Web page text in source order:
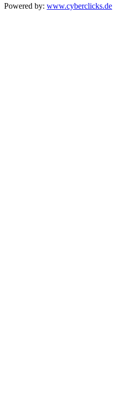
Powered by: www.cyberclicks.de